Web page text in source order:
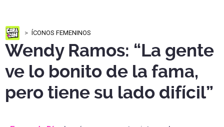
ÍCONOS FEMENINOS
Wendy Ramos: “La gente
ve lo bonito de la fama,
pero tiene su lado difícil”